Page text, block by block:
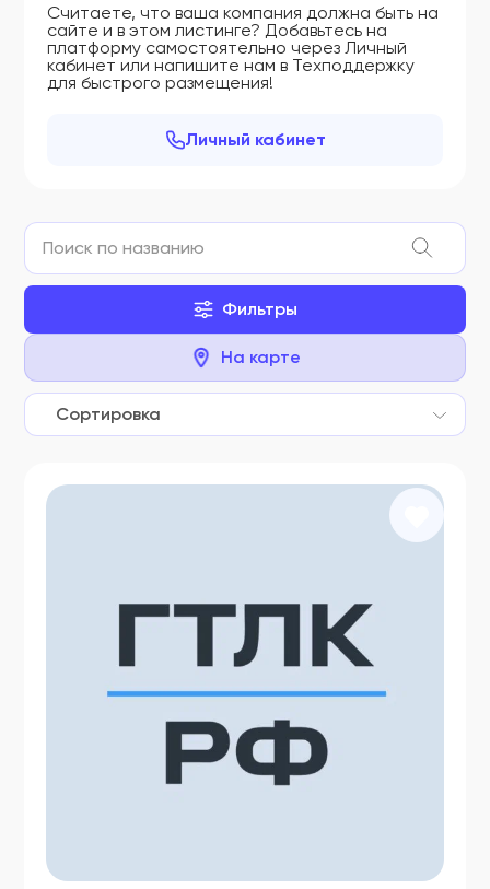
Считаете, что ваша компания должна быть на
сайте и в этом листинге? Добавьтесь на
платформу самостоятельно через Личный
кабинет или напишите нам в Техподдержку
для быстрого размещения!
Личный кабинет
Фильтры
На карте
Сортировка